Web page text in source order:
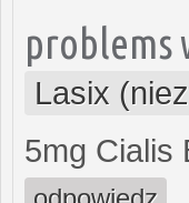
problems
Lasix
5mg Cialis